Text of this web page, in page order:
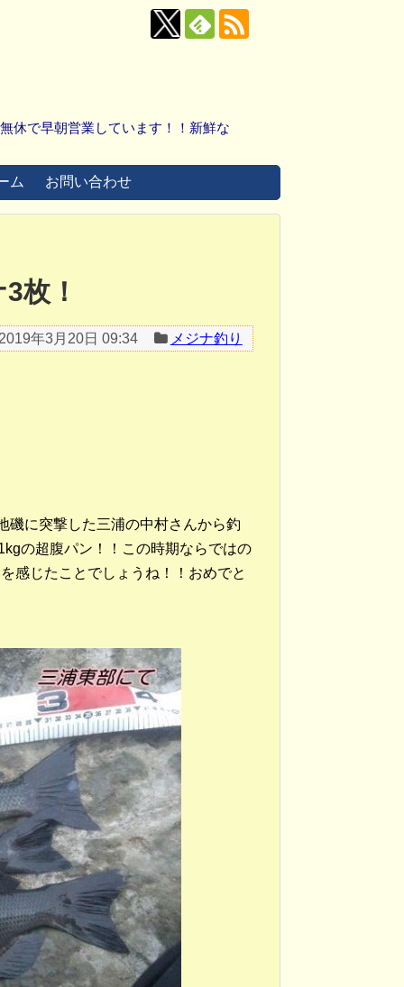
休で早朝営業しています！！新鮮な
ム お問い合わせ
枚！
年3月20日 09:34 メジナ釣り
磯に突撃した三浦の中村さんから釣
の超腹パン！！この時期ならではの
感じたことでしょうね！！おめでと